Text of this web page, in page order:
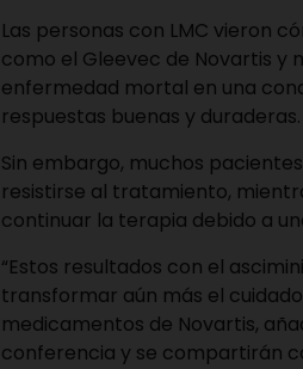
Las personas con LMC vieron
como el Gleevec de Novartis
enfermedad mortal en una
respuestas buenas y duraderas.
Sin embargo, muchos
resistirse al tratamiento,
continuar la terapia debido a
“Estos resultados con el
transformar aún más el cuidado
medicamentos de Novartis,
conferencia y se compartirán